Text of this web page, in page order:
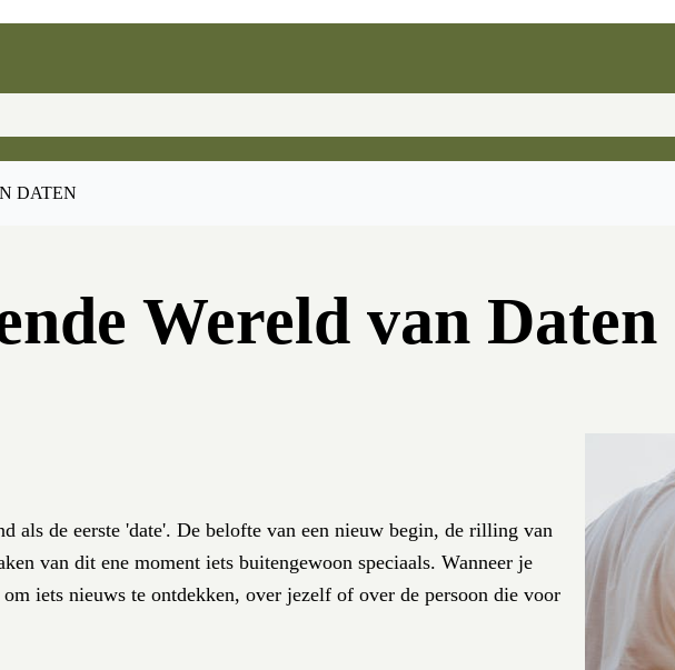
DATEN
Wereld van Daten
als de eerste 'date'. De belofte van een nieuw begin, de rilling van
van dit ene moment iets buitengewoon speciaals. Wanneer je
iets nieuws te ontdekken, over jezelf of over de persoon die voor